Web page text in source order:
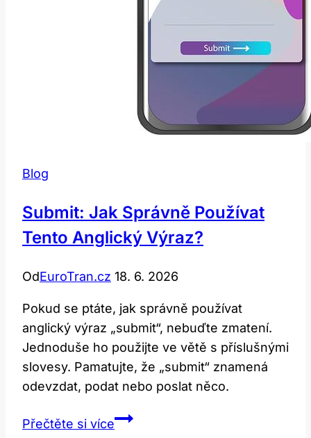
Blog
Submit: Jak Správně Používat
Tento Anglický Výraz?
OdEuroTran.cz 18. 6. 2026
Pokud se ptáte, jak správně používat
anglický výraz „submit“, nebuďte zmatení.
Jednoduše ho použijte ve větě s příslušnými
slovesy. Pamatujte, že „submit“ znamená
odevzdat, podat nebo poslat něco.
Přečtěte si víceSubmit: